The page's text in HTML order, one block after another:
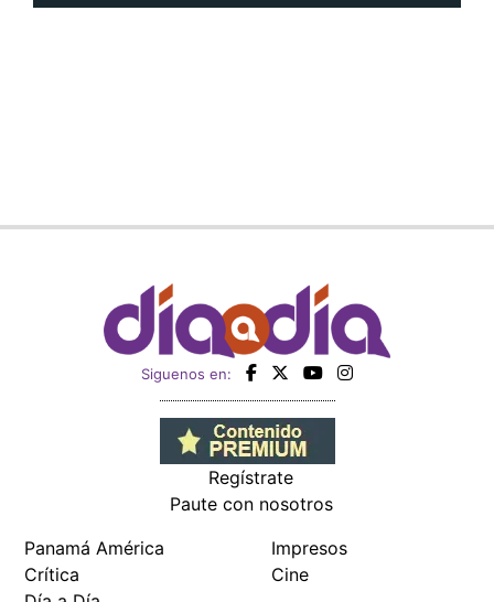
Siguenos en:
Regístrate
Paute con nosotros
Panamá América
Crítica
Impresos
Cine